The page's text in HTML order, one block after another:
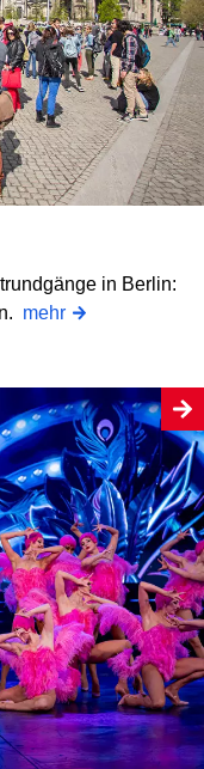
in Berlin:
mehr